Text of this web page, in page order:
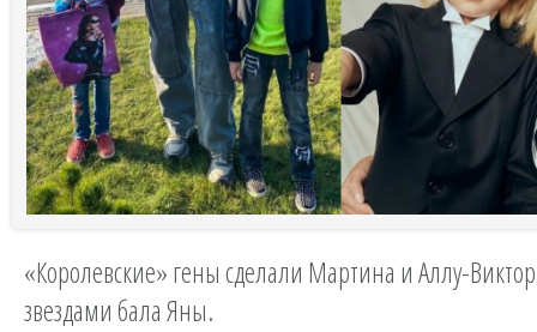
«Королевские» гены сделали Мартина и Аллу-
звездами бала Яны.